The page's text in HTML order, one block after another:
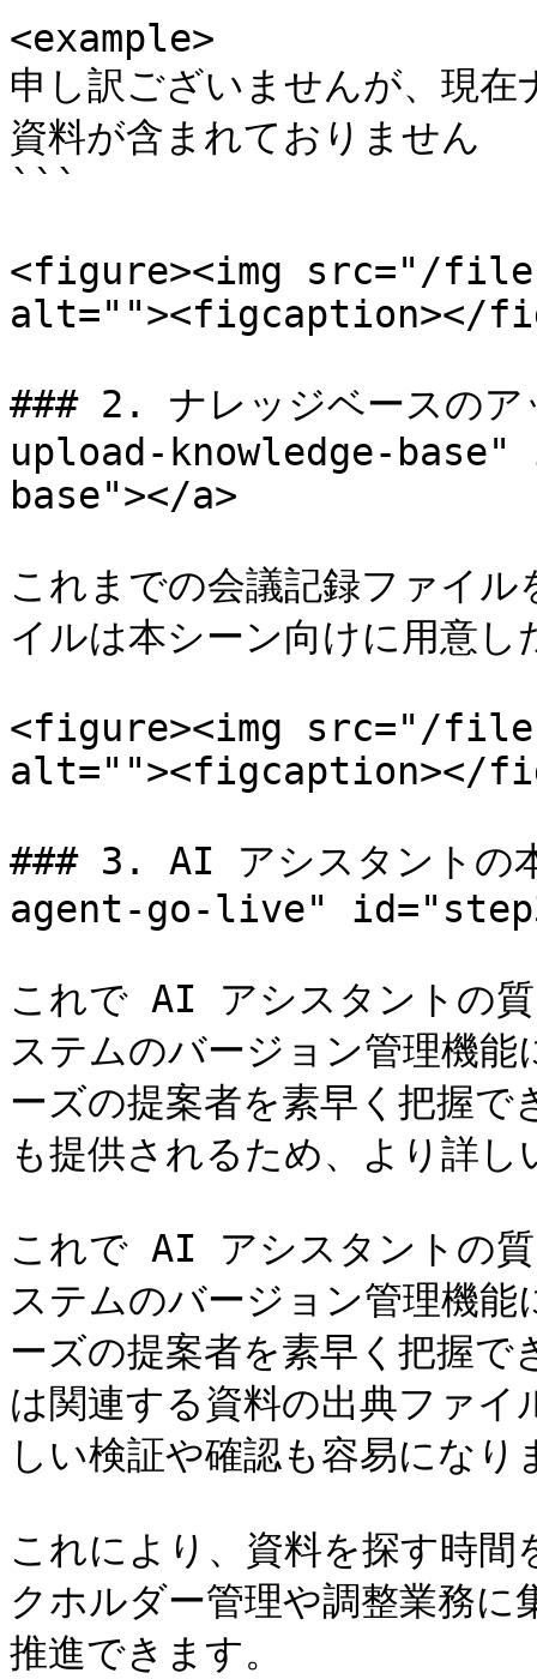
<example>
申し訳ございませんが、現
資料が含まれておりません
```
<figure><img src="/
alt=""><figcaption></
### 2. ナレッジベースの
upload-knowledge-
base"></a>
これまでの会議記録ファイ
イルは本シーン向けに用意し
<figure><img src="/
alt=""><figcaption></
### 3. AI アシスタント
agent-go-live"
これで AI アシスタントの質
ステムのバージョン管理機
ーズの提案者を素早く把握
も提供されるため、より詳
これで AI アシスタントの質
ステムのバージョン管理機
ーズの提案者を素早く把握
は関連する資料の出典ファ
しい検証や確認も容易になり
これにより、資料を探す時
クホルダー管理や調整業務
推進できます。